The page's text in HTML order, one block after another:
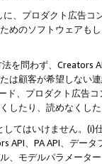
、プロダクト広告
めのソフトウェアも
を問わず、Creators
は顧客が希望しない
ド、プロダクト広告
したり、読めなくし
てはいけません。
API、PA API、デー
、モデルパラメータ